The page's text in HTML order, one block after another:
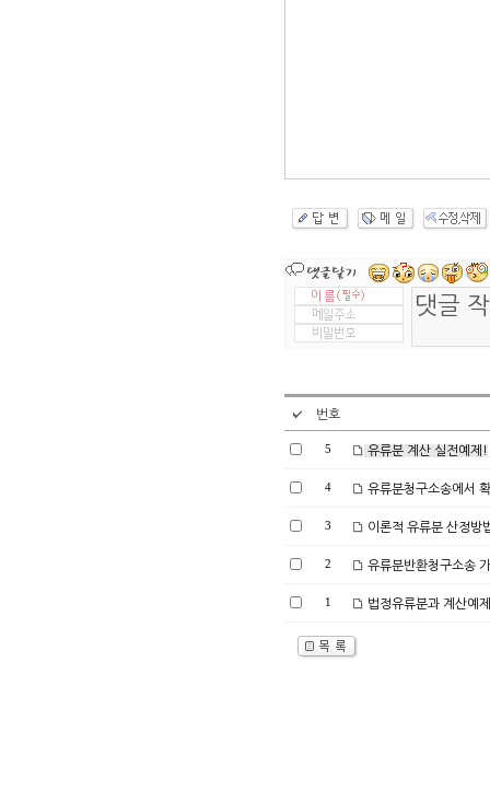
번호
5 유류분 계산 실전예제!
4 유류분청구소송에서
3 이론적 유류분 산정방
2 유류분반환청구소송
1 법정유류분과 계산예제